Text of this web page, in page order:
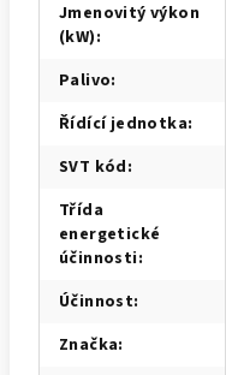
Jmenovitý výkon
(kW):
Palivo:
Řídící jednotka:
SVT kód:
Třída
energetické
účinnosti:
Účinnost:
Značka: